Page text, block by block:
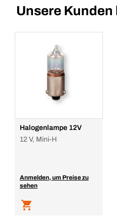
Unsere Kunden
Halogenlampe 12V
12 V, Mini-H
Anmelden, um Preise zu
sehen